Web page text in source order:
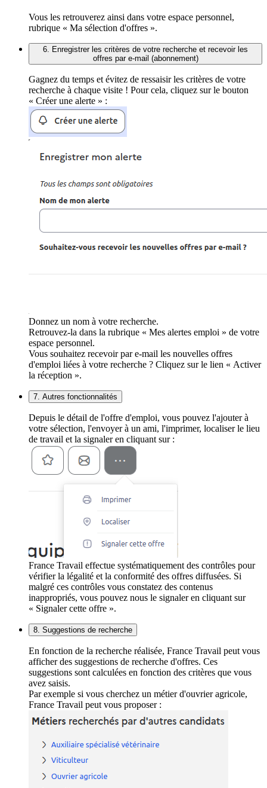
Vous les retrouverez ainsi dans votre espace personnel,
rubrique « Ma sélection d'offres ».
6. Enregistrer les critères de votre recherche et recevoir les
offres par e-mail (abonnement)
Gagnez du temps et évitez de ressaisir les critères de votre
recherche à chaque visite ! Pour cela, cliquez sur le bouton
« Créer une alerte » :
Donnez un nom à votre recherche.
Retrouvez-la dans la rubrique « Mes alertes emploi » de votre
espace personnel.
Vous souhaitez recevoir par e-mail les nouvelles offres
d'emploi liées à votre recherche ? Cliquez sur le lien « Activer
la réception ».
7. Autres fonctionnalités
Depuis le détail de l'offre d'emploi, vous pouvez l'ajouter à
votre sélection, l'envoyer à un ami, l'imprimer, localiser le lieu
de travail et la signaler en cliquant sur :
France Travail effectue systématiquement des contrôles pour
vérifier la légalité et la conformité des offres diffusées. Si
malgré ces contrôles vous constatez des contenus
inappropriés, vous pouvez nous le signaler en cliquant sur
« Signaler cette offre ».
8. Suggestions de recherche
En fonction de la recherche réalisée, France Travail peut vous
afficher des suggestions de recherche d'offres. Ces
suggestions sont calculées en fonction des critères que vous
avez saisis.
Par exemple si vous cherchez un métier d'ouvrier agricole,
France Travail peut vous proposer :